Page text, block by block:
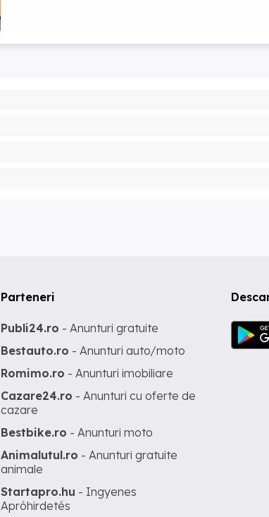
Parteneri
Publi24.ro - Anunturi gratuite
Bestauto.ro - Anunturi auto/moto
Romimo.ro - Anunturi imobiliare
Cazare24.ro - Anunturi cu oferte de
cazare
Bestbike.ro - Anunturi moto
Animalutul.ro - Anunturi gratuite
animale
Startapro.hu - Ingyenes
Apróhirdetés